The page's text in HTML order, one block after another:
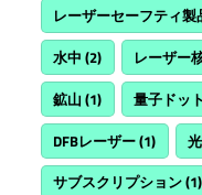
レーザーセーフティ製
水中 (2) レーザー
鉱山 (1) 量子ドッ
DFBレーザー(1)
サブスクリプション(1)